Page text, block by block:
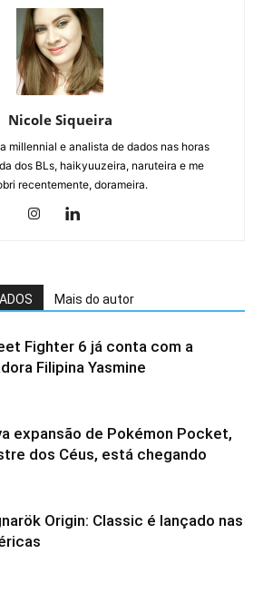
Nicole Siqueira
millennial e analista de dados nas horas
dos BLs, haikyuuzeira, naruteira e me
recentemente, dorameira.
Mais do autor
Fighter 6 já conta com a
Filipina Yasmine
expansão de Pokémon Pocket,
dos Céus, está chegando
Origin: Classic é lançado nas